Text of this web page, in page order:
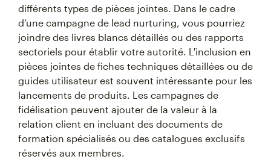
différents types de pièces jointes. Dans le cadre
d’une campagne de lead nurturing, vous pourriez
joindre des livres blancs détaillés ou des rapports
sectoriels pour établir votre autorité. L'inclusion en
pièces jointes de fiches techniques détaillées ou de
guides utilisateur est souvent intéressante pour les
lancements de produits. Les campagnes de
fidélisation peuvent ajouter de la valeur à la
relation client en incluant des documents de
formation spécialisés ou des catalogues exclusifs
réservés aux membres.